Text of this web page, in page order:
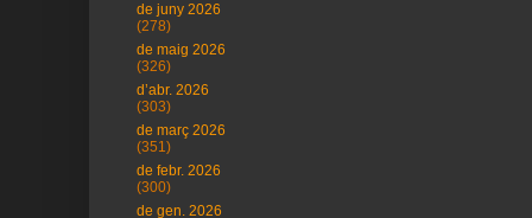
de juny 2026
(278)
de maig 2026
(326)
d’abr. 2026
(303)
de març 2026
(351)
de febr. 2026
(300)
de gen. 2026